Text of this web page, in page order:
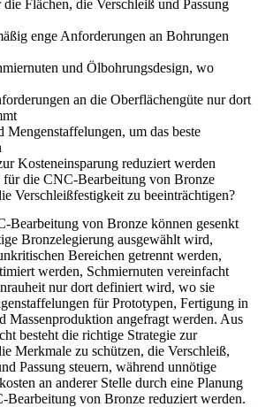
Flächen, die Verschleiß und Passung
enge Anforderungen an Bohrungen
und Ölbohrungsdesign, wo
an die Oberflächengüte nur dort
um das beste
Kosteneinsparung reduziert werden
die CNC-Bearbeitung von Bronze
Verschleißfestigkeit zu beeinträchtigen?
Bearbeitung von Bronze können gesenkt
Bronzelegierung ausgewählt wird,
Bereichen getrennt werden,
werden, Schmiernuten vereinfacht
nur dort definiert wird, wo sie
für Prototypen, Fertigung in
Massenproduktion angefragt werden. Aus
besteht die richtige Strategie zur
Merkmale zu schützen, die Verschleiß,
Passung steuern, während unnötige
an anderer Stelle durch eine Planung
Bearbeitung von Bronze reduziert werden.